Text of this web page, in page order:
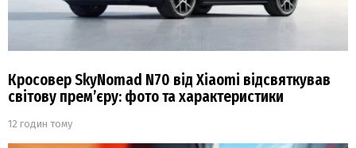
Кросовер SkyNomad N70 від Xiaomi відсвяткував
світову прем’єру: фото та характеристики
12 годин тому